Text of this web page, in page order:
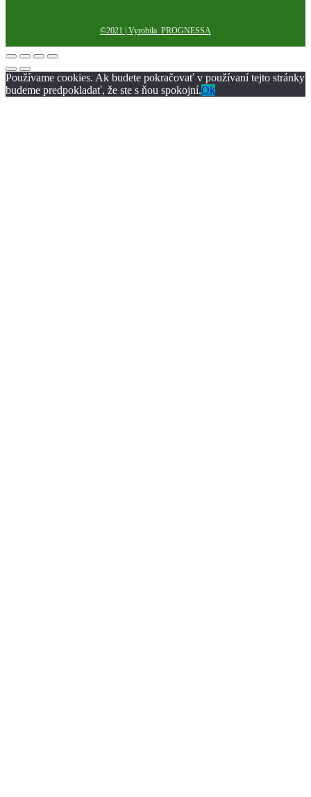
©2021 | Vyrobila PROGNESSA
Používame cookies. Ak budete pokračovať v používaní tejto stránky
budeme predpokladať, že ste s ňou spokojní.Ok